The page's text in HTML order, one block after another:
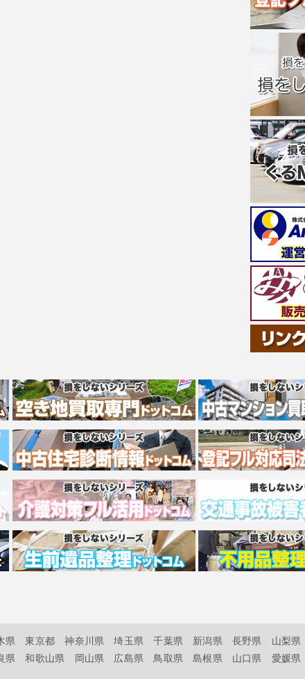
県 東京都 神奈川県 埼玉県 千葉県 新潟県 長野県 山梨県
県 和歌山県 岡山県 広島県 鳥取県 島根県 山口県 愛媛県